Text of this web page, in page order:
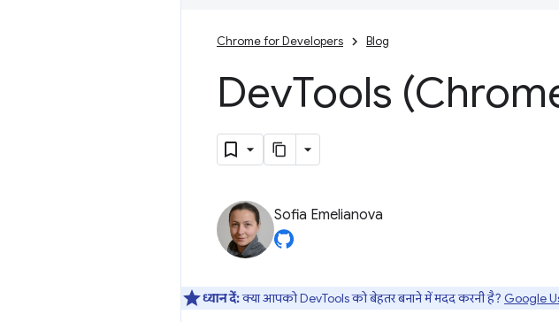
Chrome for Developers Blog
DevTools
Sofia Emelianova
ध्यान दें:क्या आपको DevTools को बेहतर बनाने में मदद करनी है? Google